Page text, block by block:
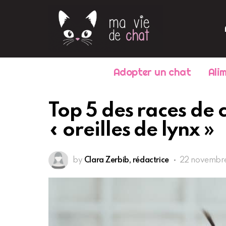
Adopter un chat
Top 5 des races de
« oreilles de lynx »
by Clara Zerbib, rédactrice 22